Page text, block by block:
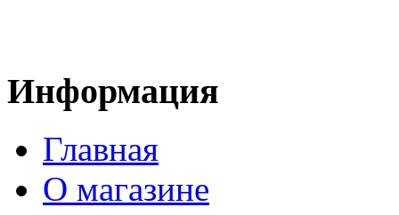
Информация
Главная
О магазине